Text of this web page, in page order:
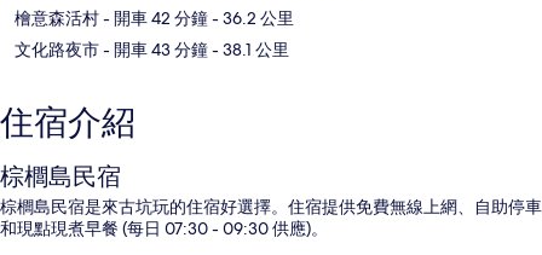
檜意森活村- 開車 42 分鐘- 36.2 公里
文化路夜市- 開車 43 分鐘- 38.1 公里
住宿介紹
棕櫚島民宿
棕櫚島民宿是來古坑玩的住宿好選擇。住宿提供免費無線上網、自助停車
和現點現煮早餐 (每日 07:30 - 09:30 供應)。